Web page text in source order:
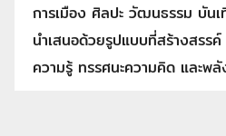
การเมือง ศิลปะ วัฒนธรรม บัน
นำเสนอด้วยรูปแบบที่สร้างสรรค์
ความรู้ ทรรศนะความคิด และพ